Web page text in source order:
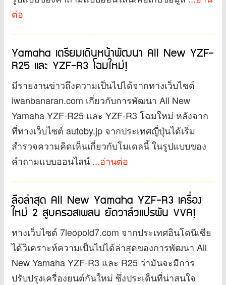
ต่อ
Yamaha เตรียมเดินหน้าพัฒนา All New YZF-
R25 และ YZF-R3 โฉมใหม่!
มีรายงานข่าวถึงความเป็นไปได้จากทางเว็บไซต์
iwanbanaran.com เกี่ยวกับการพัฒนา All New
Yamaha YZF-R25 และ YZF-R3 โฉมใหม่ หลังจาก
ที่ทางเว็บไซต์ autoby.jp จากประเทศญี่ปุ่นได้เริ่ม
สำรวจความคิดเห็นเกี่ยวกับโมเดลนี้ ในรูปแบบของ
คำถามแบบออนไลน์ ...อ่านต่อ
ลือล่าสุด All New Yamaha YZF-R3 เครื่อง
ใหม่ 2 สูบครอสเพลน ยัดวาล์วแปรผัน VVA!
ทางเว็บไซต์ 7leopold7.com จากประเทศอินโดนีเซีย
ได้วิเคราะห์ความเป็นไปได้ล่าสุดของการพัฒนา All
New Yamaha YZF-R3 และ R25 ว่ามันจะมีการ
ปรับปรุงเครื่องยนต์กันใหม่ ซึ่งประเด็นที่น่าสนใจ